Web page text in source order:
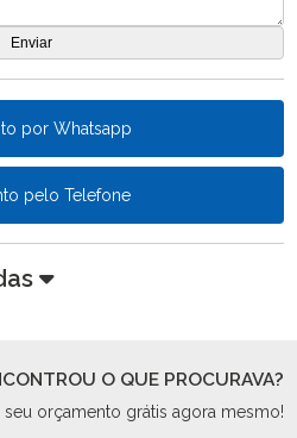
por Whatsapp
pelo Telefone
O QUE PROCURAVA?
seu orçamento grátis agora mesmo!